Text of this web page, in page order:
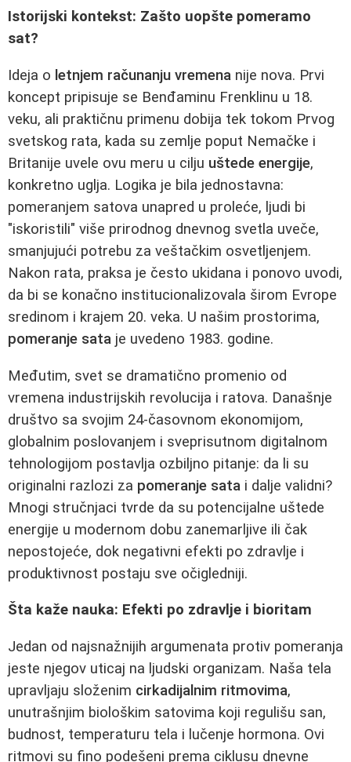
Istorijski kontekst: Zašto uopšte pomeramo
sat?
Ideja o letnjem računanju vremena nije nova. Prvi
koncept pripisuje se Benđaminu Frenklinu u 18.
veku, ali praktičnu primenu dobija tek tokom Prvog
svetskog rata, kada su zemlje poput Nemačke i
Britanije uvele ovu meru u cilju uštede energije,
konkretno uglja. Logika je bila jednostavna:
pomeranjem satova unapred u proleće, ljudi bi
"iskoristili" više prirodnog dnevnog svetla uveče,
smanjujući potrebu za veštačkim osvetljenjem.
Nakon rata, praksa je često ukidana i ponovo uvodi,
da bi se konačno institucionalizovala širom Evrope
sredinom i krajem 20. veka. U našim prostorima,
pomeranje sata je uvedeno 1983. godine.
Međutim, svet se dramatično promenio od
vremena industrijskih revolucija i ratova. Današnje
društvo sa svojim 24-časovnom ekonomijom,
globalnim poslovanjem i sveprisutnom digitalnom
tehnologijom postavlja ozbiljno pitanje: da li su
originalni razlozi za pomeranje sata i dalje validni?
Mnogi stručnjaci tvrde da su potencijalne uštede
energije u modernom dobu zanemarljive ili čak
nepostojeće, dok negativni efekti po zdravlje i
produktivnost postaju sve očigledniji.
Šta kaže nauka: Efekti po zdravlje i bioritam
Jedan od najsnažnijih argumenata protiv pomeranja
jeste njegov uticaj na ljudski organizam. Naša tela
upravljaju složenim cirkadijalnim ritmovima,
unutrašnjim biološkim satovima koji regulišu san,
budnost, temperaturu tela i lučenje hormona. Ovi
ritmovi su fino podešeni prema ciklusu dnevne